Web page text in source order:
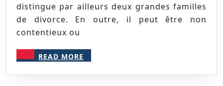
distingue par ailleurs deux grandes familles
de divorce. En outre, il peut être non
contentieux ou
READ MORE
MORE